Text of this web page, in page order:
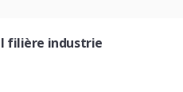
filière industrie